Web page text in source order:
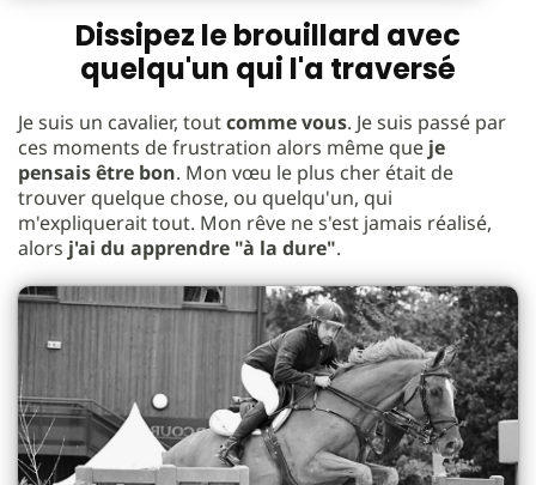
Dissipez le brouillard avec
quelqu'un qui l'a traversé
Je suis un cavalier, toutcomme vous. Je suis passé par
ces moments de frustration alors même que je
pensais être bon. Mon vœu le plus cher était de
trouver quelque chose, ou quelqu'un, qui
m'expliquerait tout. Mon rêve ne s'est jamais réalisé,
alors j'ai du apprendre "à la dure".